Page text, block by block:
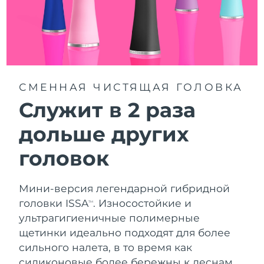
СМЕННАЯ ЧИСТЯЩАЯ ГОЛОВКА
Служит в 2 раза
дольше других
головок
Мини-версия легендарной гибридной
головки ISSATM. Износостойкие и
ультрагигиеничные полимерные
щетинки идеально подходят для более
сильного налета, в то время как
8/9/26
Словения
Ожидаемая дата доставки
8/9/26
Южно-Африканская
Ожидаемая дата доставки
Республика Корея
Ожидаемая дата доставки
Испания
Ожидаемая дата доставки
Швеция
8/9/26
Швейцария
Тайвань
Ожидаемая дата доставки